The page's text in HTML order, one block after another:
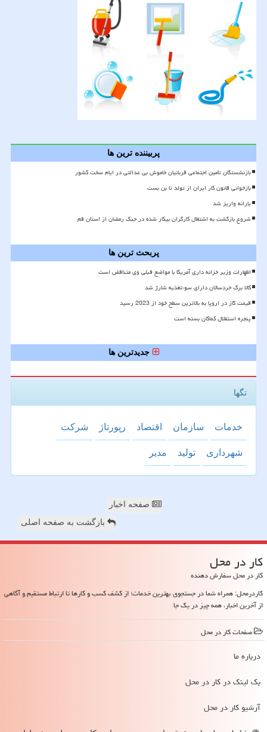
پربیننده ترین ها
بازنشستگان تأمین اجتماعی قربانیان خاموش بی عدالتی در ایام سخت کشور
بازخوانی قانون کار ایران از تولد تا بن بست
یارانه واریز شد
شروع بازگشت به اشتغال کارگران بیکار شده در جنگ رمضان از استان قم
پربحث ترین ها
اظهارات وزیر خزانه داری آمریکا با مواضع قبلی وی متناقض است
کالا برگ خردسالان دارای سوءتغذیه شارژ شد
قیمت گاز در اروپا به بالاترین سطح خود از 2023 رسید
پنجره استقلال کماکان بسته است
جدیدترین ها
تگها
خدمات سازمان اقتصاد رپورتاژ شركت
شهرداری تولید مدیر
صفحه اخبار
بازگشت به صفحه اصلی
كار در محل
کار در محل سفارش دهنده
کاردرمحل: همراه شما در جستجوی بهترین خدمات؛ از کشف کسب و کارها تا ارتباط مستقیم و آگاهی
از آخرین اخبار، همه چیز در یک جا
صفحات كار در محل
درباره ما
بک لینک در كار در محل
آرشیو كار در محل